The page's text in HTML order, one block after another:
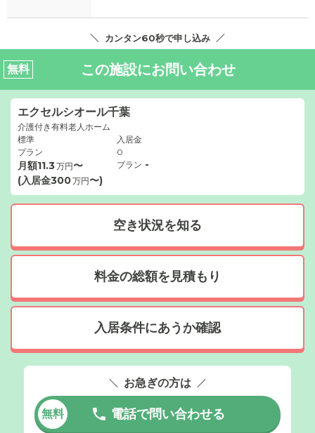
カンタン60秒で申し込み
無料 この施設にお問い合わせ
エクセルシオール千葉
介護付き有料老人ホーム
標準
プラン
月額11.3万円〜
(入居金300万円〜)
入居金
0
プラン -
空き状況を知る
料金の総額を見積もり
入居条件にあうか確認
お急ぎの方は
無料 電話で問い合わせる